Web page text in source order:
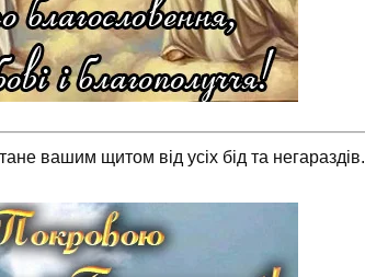
вашим щитом від усіх бід та негараздів.